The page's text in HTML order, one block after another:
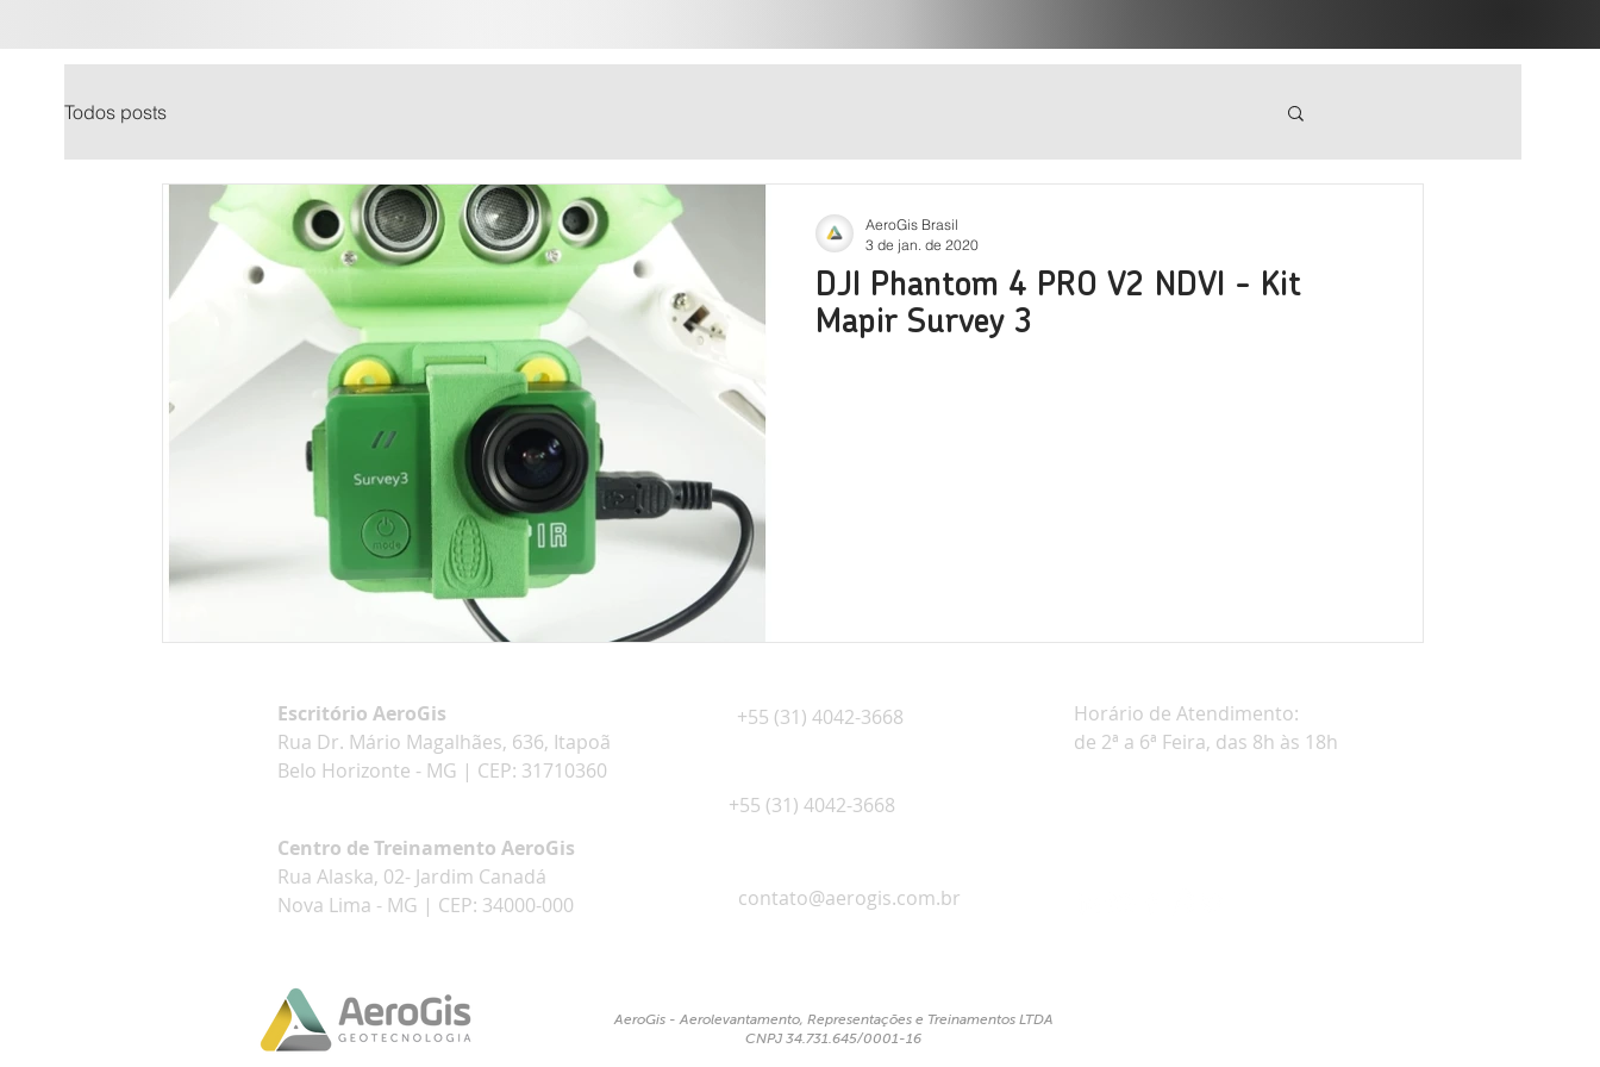
Todos posts
DJI Phantom 4 PRO V2 NDVI - Kit
Mapir Survey 3
AeroGis Brasil
3 de jan. de 2020
Escritório AeroGis
Rua Dr. Mário Magalhães, 636, Itapoã
Belo Horizonte - MG | CEP: 31710360
+55 (31) 4042-3668 Horário de Atendimento:
de 2ª a 6ª Feira, das 8h às 18h
+55 (31) 4042-3668
Centro de Treinamento AeroGis
Rua Alaska, 02- Jardim Canadá
Nova Lima - MG | CEP: 34000-000
contato@aerogis.com.br
AeroGis - Aerolevantamento, Representações e Treinamentos LTDA
CNPJ 34.731.645/0001-16